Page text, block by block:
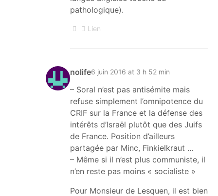
pathologique).
Lien
nolife6 juin 2016 at 3 h 52 min
– Soral n’est pas antisémite mais
refuse simplement l’omnipotence du
CRIF sur la France et la défense des
intérêts d’Israël plutôt que des Juifs
de France. Position d’ailleurs
partagée par Minc, Finkielkraut …
– Même si il n’est plus communiste, il
n’en reste pas moins « socialiste »
Pour Monsieur de Lesquen, il est bien